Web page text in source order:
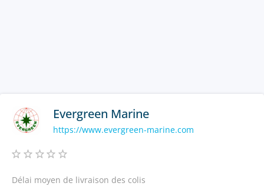
Evergreen Marine
https://www.evergreen-marine.com
Délai moyen de livraison des colis